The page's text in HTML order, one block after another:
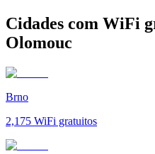
Cidades com WiFi
Olomouc
Brno
2,175 WiFi gratuitos